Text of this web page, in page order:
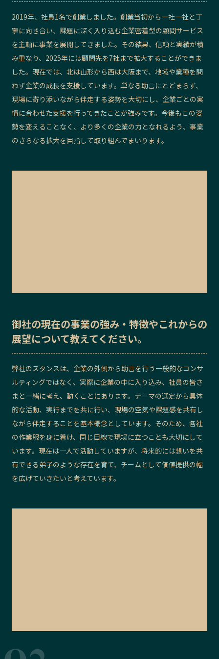
記事ライター アンバサダー
お問い合わせ 会社概要
2019年、社員1名で創業しました。創業当初から一社一社と丁
寧に向き合い、課題に深く入り込む企業密着型の顧問サービス
を主軸に事業を展開してきました。その結果、信頼と実績が積
み重なり、2025年には顧問先を7社まで拡大することができま
した。現在では、北は山形から西は大阪まで、地域や業種を問
わず企業の成長を支援しています。単なる助言にとどまらず、
現場に寄り添いながら伴走する姿勢を大切にし、企業ごとの実
情に合わせた支援を行ってきたことが強みです。今後もこの姿
勢を変えることなく、より多くの企業の力となれるよう、事業
のさらなる拡大を目指して取り組んでまいります。
御社の現在の事業の強み・特徴やこれからの
展望について教えてください。
弊社のスタンスは、企業の外側から助言を行う一般的なコンサ
ルティングではなく、実際に企業の中に入り込み、社員の皆さ
まと一緒に考え、動くことにあります。テーマの選定から具体
的な活動、実行までを共に行い、現場の空気や課題感を共有し
ながら伴走することを基本概念としています。そのため、各社
の作業服を身に着け、同じ目線で現場に立つことも大切にして
います。現在は一人で活動していますが、将来的には想いを共
有できる弟子のような存在を育て、チームとして価値提供の幅
を広げていきたいと考えています。